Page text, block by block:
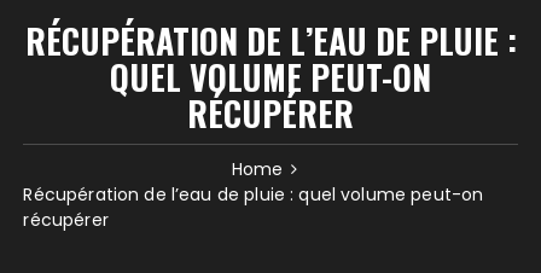
RÉCUPÉRATION DE L’EAU DE PLUIE :
QUEL VOLUME PEUT-ON
RÉCUPÉRER
Home
Récupération de l’eau de pluie : quel volume peut-on
récupérer